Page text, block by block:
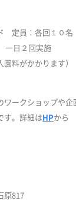
定員：各回１０名
日２回実施
料がかかります）
ワークショップや
す。詳細はHPから
原817